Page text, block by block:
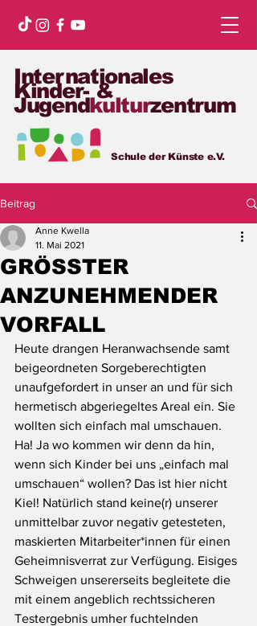
Internationales
Kinder- &
Jugendkulturzentrum
Schule der Künste e.V.
Beitrag
GRÖSSTER
ANZUNEHMENDER
VORFALL
Anne Kwella
11. Mai 2021
Heute drangen Heranwachsende samt
beigeordneten Sorgeberechtigten
unaufgefordert in unser an und für sich
hermetisch abgeriegeltes Areal ein. Sie
wollten sich einfach mal umschauen.
Ha! Ja wo kommen wir denn da hin,
wenn sich Kinder bei uns „einfach mal
umschauen“ wollen? Das ist hier nicht
Kiel! Natürlich stand keine(r) unserer
unmittelbar zuvor negativ getesteten,
maskierten Mitarbeiter*innen für einen
Geheimnisverrat zur Verfügung. Eisiges
Schweigen unsererseits begleitete die
mit einem angeblich rechtssicheren
Testergebnis umher fuchtelnden